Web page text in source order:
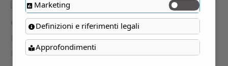
Marketing
Definizioni e riferimenti legali
Approfondimenti